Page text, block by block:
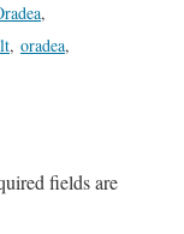
,
, oradea,
fields are